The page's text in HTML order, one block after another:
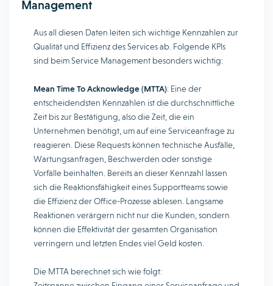
Management
Aus all diesen Daten leiten sich wichtige Kennzahlen zur
Qualität und Effizienz des Services ab. Folgende KPIs
sind beim Service Management besonders wichtig:
Mean Time To Acknowledge (MTTA): Eine der
entscheidendsten Kennzahlen ist die durchschnittliche
Zeit bis zur Bestätigung, also die Zeit, die ein
Unternehmen benötigt, um auf eine Serviceanfrage zu
reagieren. Diese Requests können technische Ausfälle,
Wartungsanfragen, Beschwerden oder sonstige
Vorfälle beinhalten. Bereits an dieser Kennzahl lassen
sich die Reaktionsfähigkeit eines Supportteams sowie
die Effizienz der Office-Prozesse ablesen. Langsame
Reaktionen verärgern nicht nur die Kunden, sondern
können die Effektivität der gesamten Organisation
verringern und letzten Endes viel Geld kosten.
Die MTTA berechnet sich wie folgt: